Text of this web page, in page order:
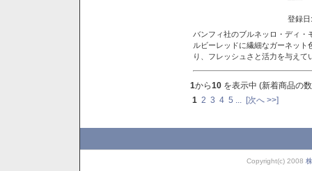
登録
バンフィ社のブルネッロ・ディ
ルビーレッドに繊細なガーネッ
り、フレッシュさと活力を与え
1から10 を表示中 (新着商品の
1 2 3 4 5 [次へ >>]
Copyright(c) 2008